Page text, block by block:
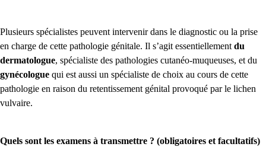
Plusieurs spécialistes peuvent intervenir dans le diagnostic ou la prise
en charge de cette pathologie génitale. Il s’agit essentiellement du
dermatologue, spécialiste des pathologies cutanéo-muqueuses, et du
gynécologue qui est aussi un spécialiste de choix au cours de cette
pathologie en raison du retentissement génital provoqué par le lichen
vulvaire.
Quels sont les examens à transmettre ? (obligatoires et facultatifs)